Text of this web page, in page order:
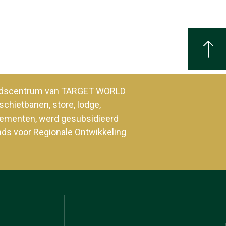
van TARGET WORLD
store, lodge,
werd gesubsidieerd
voor Regionale Ontwikkeling